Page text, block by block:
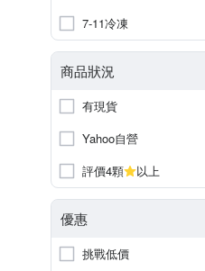
7-11冷凍
商品狀況
有現貨
Yahoo自營
評價4顆
以上
優惠
挑戰低價